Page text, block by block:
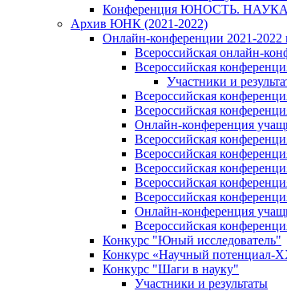
Конференция ЮНОСТЬ.
Архив ЮНК (2021-2022)
Онлайн-конференции 2021-2022
Всероссийская онлайн-
Всероссийская
Участники и
Всероссийская
Всероссийская
Онлайн-конференция
Всероссийская
Всероссийская
Всероссийская
Всероссийская
Всероссийская
Онлайн-конференция
Всероссийская
Конкурс "Юный исследователь"
Конкурс «Научный потенциал-
Конкурс "Шаги в науку"
Участники и результаты